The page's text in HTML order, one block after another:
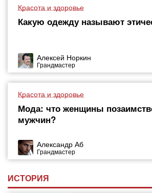
Красота и здоровье
Какую одежду называют
Алексей Норкин
Грандмастер
Красота и здоровье
Мода: что женщины
мужчин?
Александр Аб
Грандмастер
ИСТОРИЯ